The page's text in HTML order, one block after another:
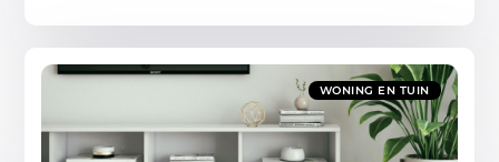
WONING EN TUIN